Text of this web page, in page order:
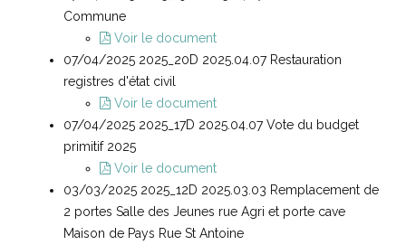
Commune
Voir le document
07/04/2025 2025_20D 2025.04.07 Restauration
registres d'état civil
Voir le document
07/04/2025 2025_17D 2025.04.07 Vote du budget
primitif 2025
Voir le document
03/03/2025 2025_12D 2025.03.03 Remplacement de
2 portes Salle des Jeunes rue Agri et porte cave
Maison de Pays Rue St Antoine